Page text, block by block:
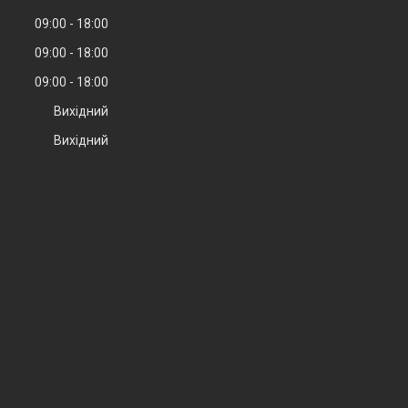
09:00
18:00
09:00
18:00
09:00
18:00
Вихідний
Вихідний